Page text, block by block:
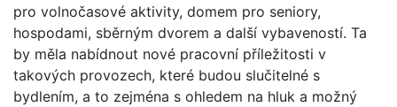
pro volnočasové aktivity, domem pro seniory,
hospodami, sběrným dvorem a další vybaveností. Ta
by měla nabídnout nové pracovní příležitosti v
takových provozech, které budou slučitelné s
bydlením, a to zejména s ohledem na hluk a možný